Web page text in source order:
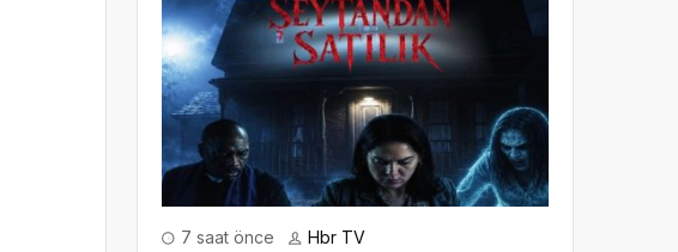
7 saat önce Hbr TV